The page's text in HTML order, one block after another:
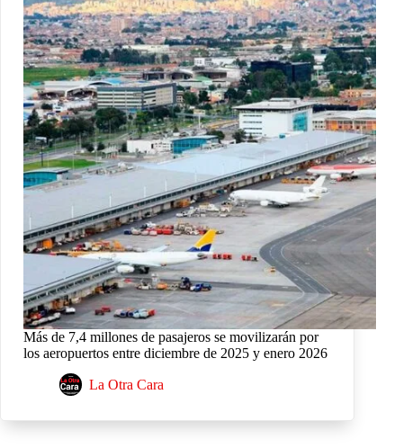
Más de 7,4 millones de pasajeros se movilizarán por
los aeropuertos entre diciembre de 2025 y enero 2026
La Otra Cara